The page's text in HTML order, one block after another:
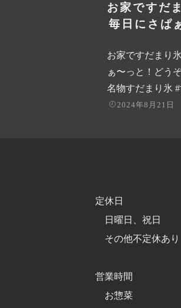
お家ですだ
毎日にさぱ
お家ですだまり
ぁ〜っと！どう
名物すだまり氷 #
2024年8月21日
定休日
日曜日、祝日
その他不定休あり
営業時間
お惣菜